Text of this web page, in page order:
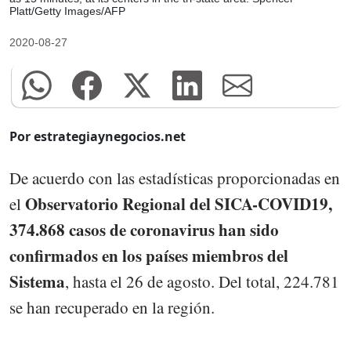
Platt/Getty Images/AFP
2020-08-27
Por estrategiaynegocios.net
De acuerdo con las estadísticas proporcionadas en
elObservatorio Regional del SICA-COVID19,
374.868 casos de coronavirus han sido
confirmados en los países miembros del
Sistema, hasta el 26 de agosto. Del total, 224.781
se han recuperado en la región.